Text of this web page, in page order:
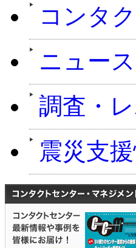
コンタ
ニュー
調査・
震災支